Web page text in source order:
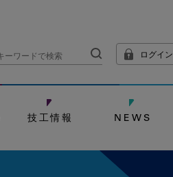
ログイン
技工情報 NEWS